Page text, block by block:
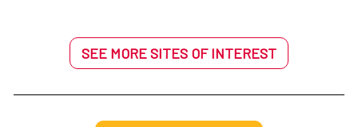
SEE MORE SITES OF INTEREST